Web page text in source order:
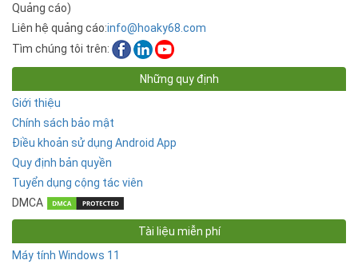
Quảng cáo)
Liên hệ quảng cáo:info@hoaky68.com
Tìm chúng tôi trên:
Những quy định
Giới thiệu
Chính sách bảo mật
Điều khoản sử dụng Android App
Quy định bản quyền
Tuyển dụng cộng tác viên
DMCA
Tài liệu miễn phí
Máy tính Windows 11